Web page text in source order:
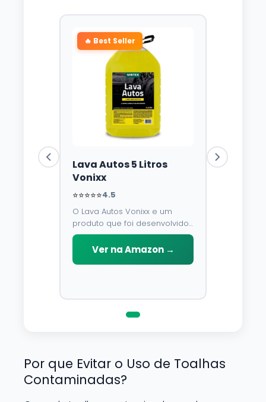
🔥 Best Seller
Lava Autos 5 Litros
Vonixx
⭐⭐⭐⭐⭐4.5
O Lava Autos Vonixx e um
produto que foi desenvolvido
para limpar, proteger e
conservar a lataria do veiculo.
Por possuir pH neutro, pode
Ver na Amazon →
Por que Evitar o Uso de Toalhas
Contaminadas?